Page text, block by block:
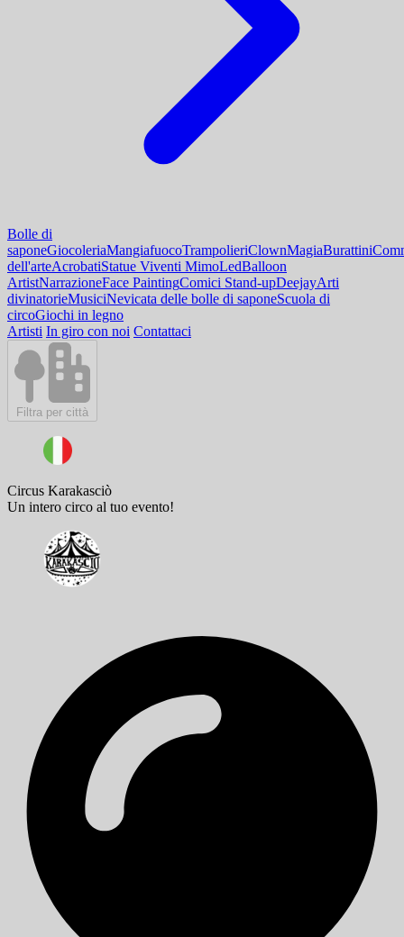
Bolle di
saponeGiocoleriaMangiafuocoTrampolieriClownMagiaBurattini
dell'arteAcrobatiStatue Viventi MimoLedBalloon
ArtistNarrazioneFace PaintingComici Stand-upDeejayArti
divinatorieMusiciNevicata delle bolle di saponeScuola di
circoGiochi in legno
Artisti In giro con noi Contattaci
Filtra per città
Circus Karakasciò
Un intero circo al tuo evento!